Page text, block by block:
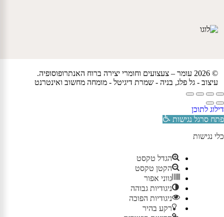
© 2026 עומר – צעצועים וחומרי יצירה ברוח האנתרופוסופיה.
עיצוב - גל פלג, בניה - שמרת דיגיטל - מומחה מחשוב ואינטרנט
דילוג לתוכן
פתח סרגל נגישות
כלי נגישות
הגדל טקסט
הקטן טקסט
גווני אפור
ניגודיות גבוהה
ניגודיות הפוכה
רקע בהיר